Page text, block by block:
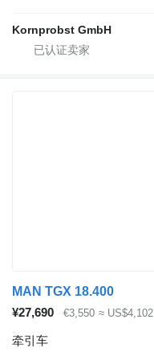
Kornprobst GmbH
MAN TGX 18.400
¥27,690
€3,550 ≈ US$4,102
牵引车